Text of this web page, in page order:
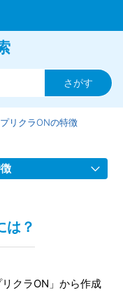
プリクラONの特徴
は？
リクラON」から作成